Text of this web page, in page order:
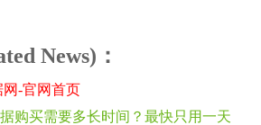
News)：
-官网首页
购买需要多长时间？最快只用一天